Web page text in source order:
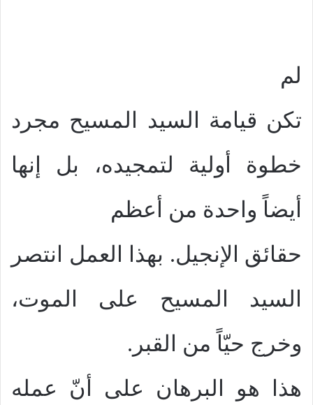
لم
تكن قيامة السيد المسيح مجرد
خطوة أولية لتمجيده، بل إنها
أيضاً واحدة من أعظم
حقائق الإنجيل. بهذا العمل انتصر
السيد المسيح على الموت،
وخرج حيّاً من القبر.
هذا هو البرهان على أنّ عمله